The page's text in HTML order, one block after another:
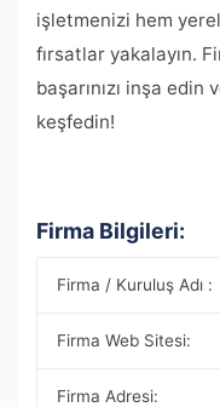
işletmenizi hem
fırsatlar yakalayın.
başarınızı inşa
keşfedin!
Firma Bilgileri:
Firma / Kuruluş Adı :
Firma Web Sitesi:
Firma Adresi: